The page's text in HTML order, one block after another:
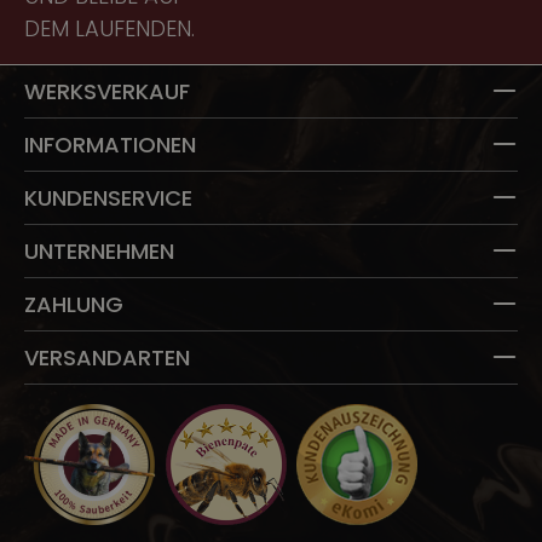
T
DEM LAUFENDEN.
WERKSVERKAUF
INFORMATIONEN
KUNDENSERVICE
UNTERNEHMEN
ZAHLUNG
VERSANDARTEN